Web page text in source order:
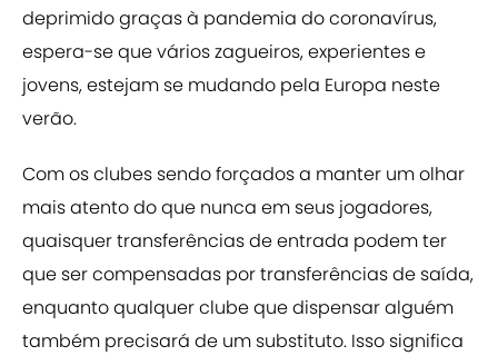
deprimido graças à pandemia do coronavírus,
espera-se que vários zagueiros, experientes e
jovens, estejam se mudando pela Europa neste
verão.
Com os clubes sendo forçados a manter um olhar
mais atento do que nunca em seus jogadores,
quaisquer transferências de entrada podem ter
que ser compensadas por transferências de saída,
enquanto qualquer clube que dispensar alguém
também precisará de um substituto. Isso significa